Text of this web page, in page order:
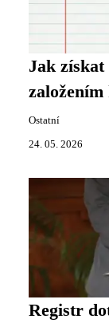
Jak získat
Ostatní
24. 05. 2026
Registr